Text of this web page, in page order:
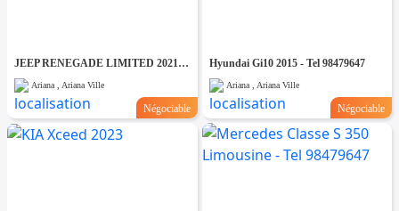
JEEP RENEGADE LIMITED 2021 - TEL 98479647
Ariana , Ariana Ville
Négociable
Hyundai Gi10 2015 - Tel 98479647
Ariana , Ariana Ville
Négociable